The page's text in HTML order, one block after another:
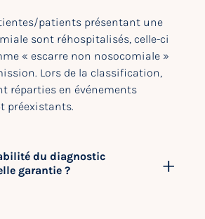
patients présentant une
sont réhospitalisés, celle-ci
« escarre non nosocomiale »
Lors de la classification,
réparties en événements
préexistants.
du diagnostic
garantie ?